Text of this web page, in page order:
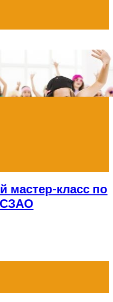
мастер-класс по
СЗАО